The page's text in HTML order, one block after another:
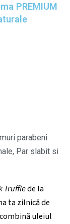
PREMIUM
parabeni
, Par slabit si
Trufflede la
ta zilnică de
uleiul